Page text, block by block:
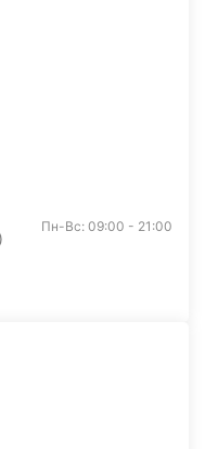
Пн-Вс: 09:00 - 21:00